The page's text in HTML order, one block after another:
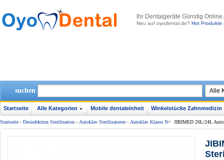
lhr Dentalgeräte Günstig
Neu auf oyodental.de? Hot Produkte
suchen
Startseite Alle Kategorien Mobile dentaleinheit Winkelstücke Zahnmedizin
Startseite - Desinfektion Sterilisation - Autoklav Sterilisatoren - Autoklav Klasse N> JIBIMED 20L/24L